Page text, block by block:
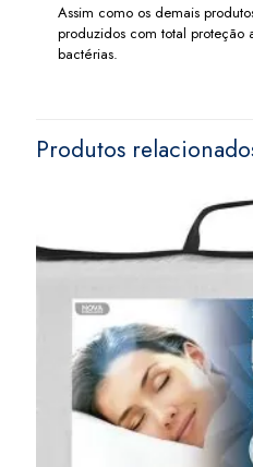
Assim como os demais
produzidos com total proteção
bactérias.
Produtos